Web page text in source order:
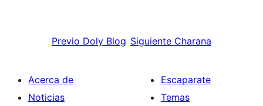
Previo Doly Blog Siguiente Charana
Acerca de
Noticias
Escaparate
Temas